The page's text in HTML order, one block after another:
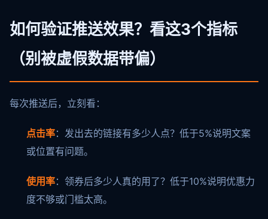
如何验证推送效果？看这3个指标
（别被虚假数据带偏）
每次推送后，立刻看：
点击率：发出去的链接有多少人点？低于5%说明文案
或位置有问题。
使用率：领券后多少人真的用了？低于10%说明优惠力
度不够或门槛太高。